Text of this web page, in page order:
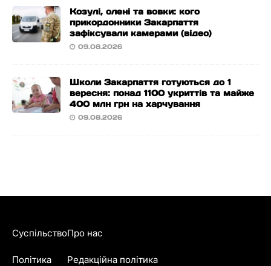
Козулі, олені та вовки: кого
прикордонники Закарпаття
зафіксували камерами (відео)
09.08.2026
Школи Закарпаття готуються до 1
вересня: понад 1100 укриттів та майже
400 млн грн на харчування
09.08.2026
Суспільство
Політика
Про нас
Редакційна політика